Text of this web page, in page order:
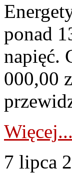
ponad
napięć.
000,00
Więcej...
7 lipca